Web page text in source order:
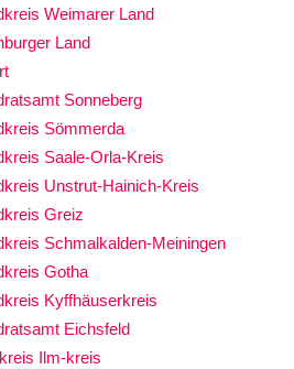
Weimarer Land
Land
Sonneberg
Sömmerda
Saale-Orla-Kreis
Unstrut-Hainich-Kreis
Greiz
Schmalkalden-Meiningen
Gotha
Kyffhäuserkreis
Eichsfeld
Ilm-kreis